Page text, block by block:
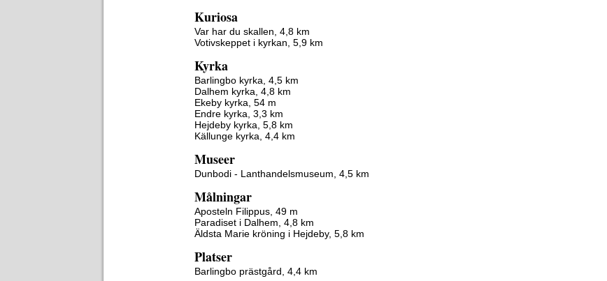
Kuriosa
Var har du skallen, 4,8 km
Votivskeppet i kyrkan, 5,9 km
Kyrka
Barlingbo kyrka, 4,5 km
Dalhem kyrka, 4,8 km
Ekeby kyrka, 54 m
Endre kyrka, 3,3 km
Hejdeby kyrka, 5,8 km
Källunge kyrka, 4,4 km
Museer
Dunbodi - Lanthandelsmuseum, 4,5 km
Målningar
Aposteln Filippus, 49 m
Paradiset i Dalhem, 4,8 km
Äldsta Marie kröning i Hejdeby, 5,8 km
Platser
Barlingbo prästgård, 4,4 km